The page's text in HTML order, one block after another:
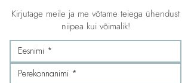
Kirjutage meile ja me võtame teiega ühendust
niipea kui võimalik!